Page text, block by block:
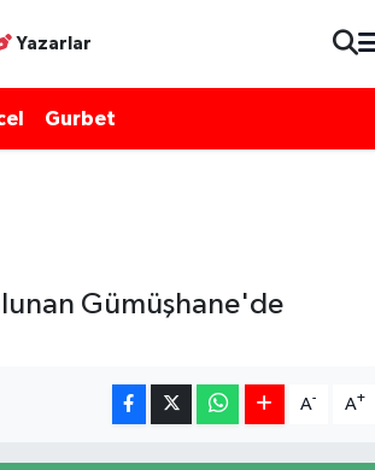
Yazarlar
Gurbet
Gümüşhane'de
A- A+